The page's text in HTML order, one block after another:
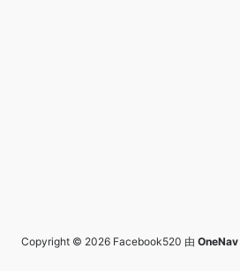
Copyright © 2026 Facebook520 由 OneNav